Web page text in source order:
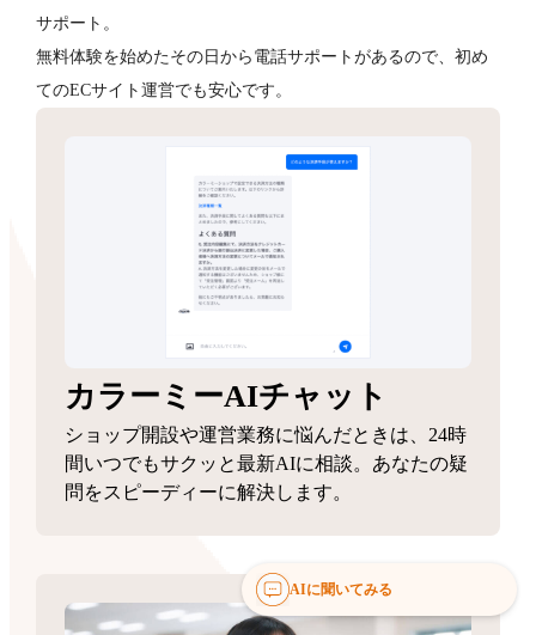
サポート。
無料体験を始めたその日から電話サポートがあるので、初め
てのECサイト運営でも安心です。
カラーミーAIチャット
ショップ開設や運営業務に悩んだときは、24時
間いつでもサクッと最新AIに相談。あなたの疑
問をスピーディーに解決します。
AIに聞いてみる